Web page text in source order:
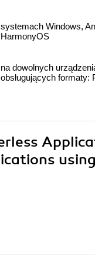
systemach Windows,
HarmonyOS
na dowolnych
obsługujących formaty: